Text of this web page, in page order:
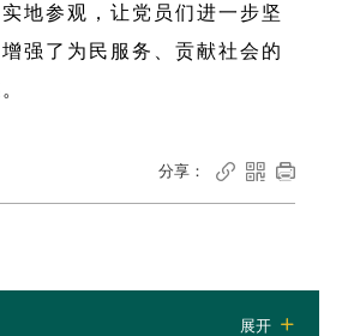
地参观，让党员们进一步坚
强了为民服务、贡献社会的
分享：   
展开 